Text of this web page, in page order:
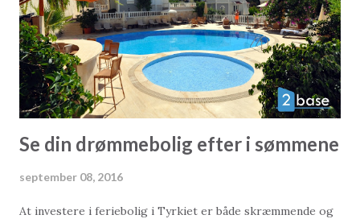
gang. Uvist af hvilke årsager er der dog ikke specielt
megen information tilgængelig om denne. Den ny ringvej vil
starte et par hundrede meter vest for Devlet hospitalet,
hvilket er tæt på området hvor 35 metersvejen og 25
metersvejen mødes.
Se din drømmebolig efter i sømmene
september 08, 2016
At investere i feriebolig i Tyrkiet er både skræmmende og